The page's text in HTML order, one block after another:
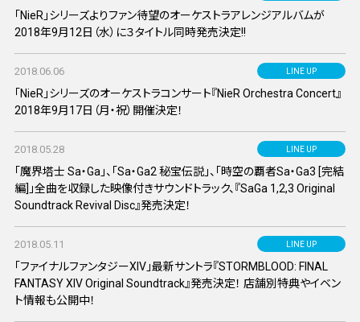
「NieR」シリーズよりファン待望のオーケストラアレンジアルバムが
2018年9月12日（水）に３タイトル同時発売決定!!
LINE UP
2018.06.06
「NieR」シリーズのオーケストラコンサート『NieR Orchestra Concert』
2018年9月17日（月・祝）開催決定！
LINE UP
2018.05.28
「魔界塔士 Sa・Ga」、「Sa・Ga2 秘宝伝説」、「時空の覇者Sa・Ga3 [完結
編]」全曲を収録した映像付きサウンドトラック、『SaGa 1,2,3 Original
Soundtrack Revival Disc』発売決定！
LINE UP
2018.05.11
「ファイナルファンタジーXIV」最新サントラ『STORMBLOOD: FINAL
FANTASY XIV Original Soundtrack』発売決定！ 店舗別特典やイベン
ト情報も公開中！